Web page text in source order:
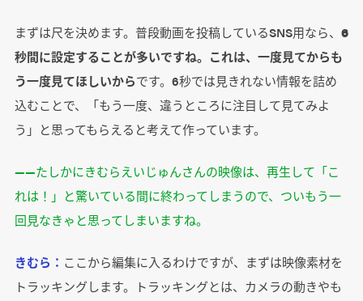
まずは尺を決めます。普段動画を投稿しているSNS用なら、 6
秒間に設定することが多いですね。これは、一度見てからも
う一度見てほしいからです。6秒では見きれない情報を詰め
込むことで、「もう一度、違うところに注目して見てみよ
う」と思ってもらえると考えて作っています。
――たしかにきむらえいじゅんさんの映像は、再生して「こ
れは！」と驚いている間に終わってしまうので、ついもう一
回見なきゃと思ってしまいますね。
きむら： ここから編集に入るわけですが、まずは映像素材を
トラッキングします。トラッキングとは、カメラの動きやも